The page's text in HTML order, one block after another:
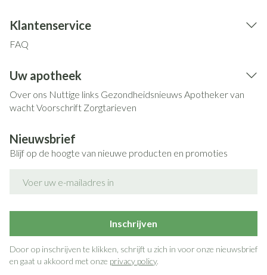
Klantenservice
FAQ
Uw apotheek
Over ons Nuttige links Gezondheidsnieuws Apotheker van
wachtVoorschrift Zorgtarieven
Nieuwsbrief
Blijf op de hoogte van nieuwe producten en promoties
Inschrijven
Door op inschrijven te klikken, schrijft u zich in voor onze nieuwsbrief
en gaat u akkoord met onze privacy policy.